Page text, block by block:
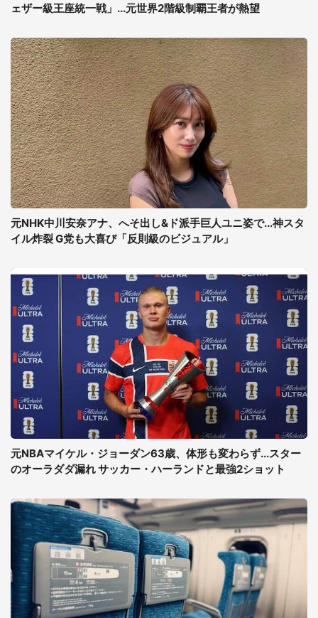
ェザー級王座統一戦」...元世界2階級制覇王者が熱望
元NHK中川安奈アナ、へそ出し&ド派手巨人ユニ姿で...神スタ
イル炸裂 G党も大喜び「反則級のビジュアル」
元NBAマイケル・ジョーダン63歳、体形も変わらず...スター
のオーラダダ漏れ サッカー・ハーランドと最強2ショット